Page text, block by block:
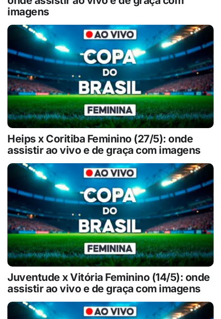
imagens
Heips x Coritiba Feminino (27/5): onde
assistir ao vivo e de graça com imagens
Juventude x Vitória Feminino (14/5): onde
assistir ao vivo e de graça com imagens